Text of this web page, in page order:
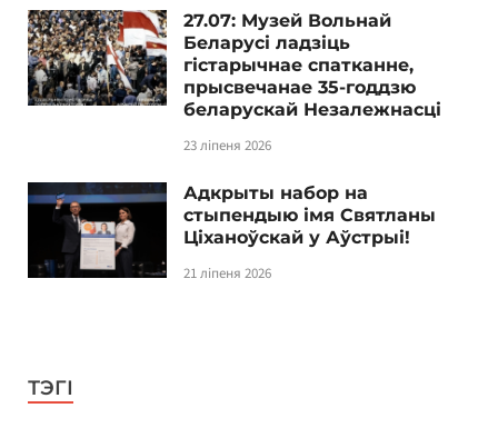
27.07: Музей Вольнай
Беларусі ладзіць
гістарычнае спатканне,
прысвечанае 35-годдзю
беларускай Незалежнасці
23 ліпеня 2026
Адкрыты набор на
стыпендыю імя Святланы
Ціханоўскай у Аўстрыі!
21 ліпеня 2026
ТЭГІ